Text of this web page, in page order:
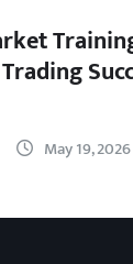
May 19, 2026